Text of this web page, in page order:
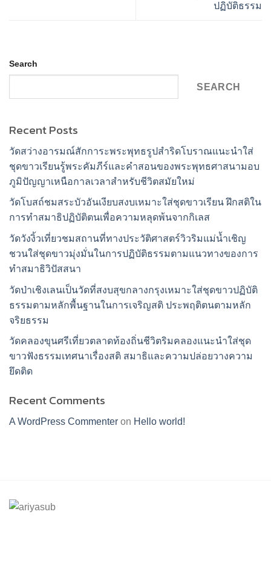
ปฏิบัติธรรม
Search
SEARCH
Recent Posts
วัดสว่างอารมณ์สักการะพระพุทธรูปสำริดโบราณแนะนำใส่
ชุดขาวเรียนรู้พระคัมภีร์และคำสอนของพระพุทธศาสนามอบ
ภูมิปัญญาเหนือกาลเวลาสำหรับชีวิตสมัยใหม่
วัดโบสถ์ชมสระบัวอันเงียบสงบเหมาะใส่ชุดขาวเรียน ฝึกสติใน
การทำสมาธิปฏิบัติตนเพื่อความหลุดพ้นจากกิเลส
วัดวังงิ้วเที่ยวชมสถานที่ทางประวัติศาสตร์วิวริมแม่น้ำเชิญ
ชวนใส่ชุดขาวมุ่งมั่นในการปฏิบัติธรรมตามแนวทางของการ
ทำสมาธิวิปัสสนา
วัดป่าเชิงเลนเป็นวัดที่สงบสุขกลางกรุงเหมาะใส่ชุดขาวปฏิบัติ
ธรรมตามหลักพื้นฐานในการเจริญสติ ประพฤติตนตามหลัก
จริยธรรม
วัดคลองขุนศรีเที่ยวตลาดท้องถิ่นชีวิตริมคลองแนะนำใส่ชุด
ขาวฟังธรรมเทศนาเรื่องสติ สมาธิและความปล่อยวางความ
ยึดติด
Recent Comments
A WordPress Commenter on Hello world!